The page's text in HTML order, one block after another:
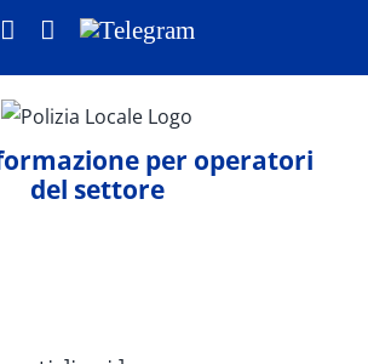
Facebook
LinkedIn
Telegram
per operatori
del settore